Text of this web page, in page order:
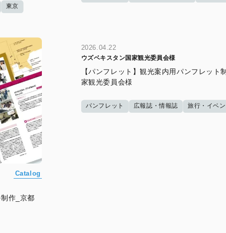
東京
Catalog
作_京都
2026.04.22
ウズベキスタン国家観光委員会様
【パンフレット】観光案内用パンフレット
家観光委員会様
パンフレット 広報誌・情報誌 旅行・イベ